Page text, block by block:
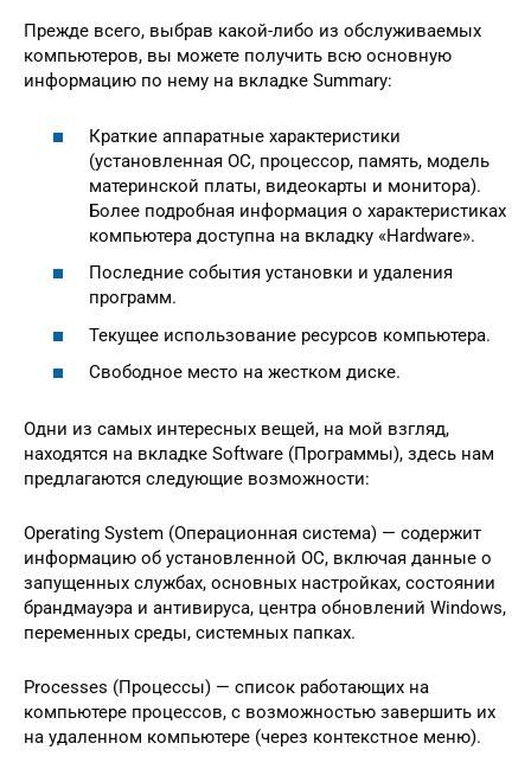
Прежде всего, выбрав какой-либо из обслуживаемых
компьютеров, вы можете получить всю основную
информацию по нему на вкладке Summary:
Краткие аппаратные характеристики
(установленная ОС, процессор, память, модель
материнской платы, видеокарты и монитора).
Более подробная информация о характеристиках
компьютера доступна на вкладку «Hardware».
Последние события установки и удаления
программ.
Текущее использование ресурсов компьютера.
Свободное место на жестком диске.
Одни из самых интересных вещей, на мой взгляд,
находятся на вкладке Software (Программы), здесь нам
предлагаются следующие возможности:
Operating System (Операционная система) — содержит
информацию об установленной ОС, включая данные о
запущенных службах, основных настройках, состоянии
брандмауэра и антивируса, центра обновлений Windows,
переменных среды, системных папках.
Processes (Процессы) — список работающих на
компьютере процессов, с возможностью завершить их
на удаленном компьютере (через контекстное меню).